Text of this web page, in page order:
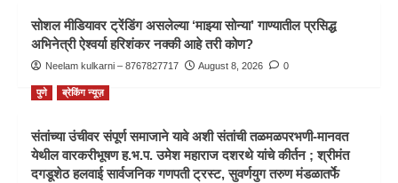
सोशल मीडियावर ट्रेंडिंग असलेल्या ‘माझ्या सोन्या’ गाण्यातील प्रसिद्ध
अभिनेत्री ऐश्वर्या हरिशंकर नक्की आहे तरी कोण?
Neelam kulkarni – 8767827717 August 8, 2026 0
पुणे ब्रेकिंग न्यूज़
संतांच्या उंचीवर संपूर्ण समाजाने यावे अशी संतांची तळमळपरभणी-मानवत
येथील वारकरीभूषण ह.भ.प. उमेश महाराज दशरथे यांचे कीर्तन ; श्रीमंत
दगडूशेठ हलवाई सार्वजनिक गणपती ट्रस्ट, सुवर्णयुग तरुण मंडळातर्फे